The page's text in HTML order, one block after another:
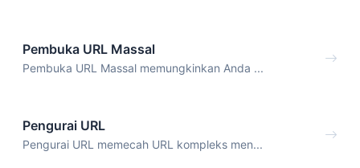
Pembuka URL Massal
Pembuka URL Massal memungkinkan Anda ...
Pengurai URL
Pengurai URL memecah URL kompleks men...